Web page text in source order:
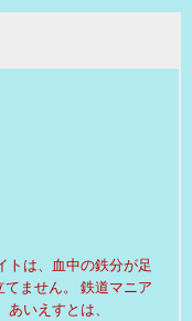
トは、血中の鉄分が足
ません。 鉄道マニア
いえすとは、